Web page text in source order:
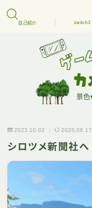
自己紹介 switch2
2023.10.02 2025.08.17
シロツメ新聞社へ